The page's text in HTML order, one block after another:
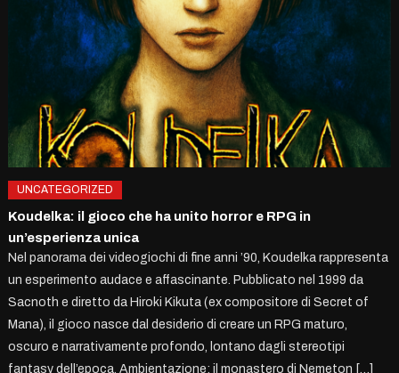
UNCATEGORIZED
Koudelka: il gioco che ha unito horror e RPG in
un’esperienza unica
Nel panorama dei videogiochi di fine anni ’90, Koudelka rappresenta
un esperimento audace e affascinante. Pubblicato nel 1999 da
Sacnoth e diretto da Hiroki Kikuta (ex compositore di Secret of
Mana), il gioco nasce dal desiderio di creare un RPG maturo,
oscuro e narrativamente profondo, lontano dagli stereotipi
fantasy dell’epoca. Ambientazione: il monastero di Nemeton […]